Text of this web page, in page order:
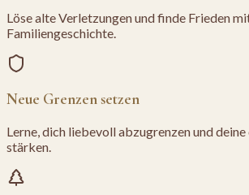
Löse alte Verletzungen und finde Frieden
Familiengeschichte.
Neue Grenzen setzen
Lerne, dich liebevoll abzugrenzen und
stärken.